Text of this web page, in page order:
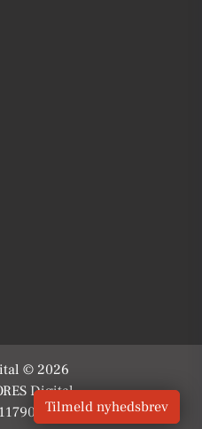
© 2026
Digital
Tilmeld nyhedsbrev